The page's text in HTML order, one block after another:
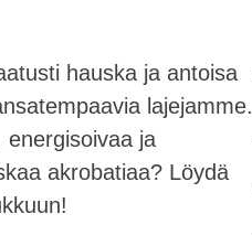
hauska ja antoisa
lajejamme.
energisoivaa ja
akrobatiaa? Löydä